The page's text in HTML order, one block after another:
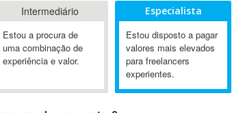
Intermediário
Estou a procura de
uma combinação de
experiência e valor.
Especialista
Estou disposto a pagar
valores mais elevados
para freelancers
experientes.